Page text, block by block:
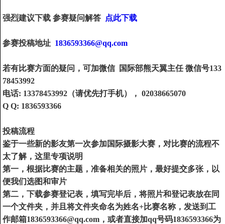
强烈建议下载 参赛疑问解答 点此下载
参赛投稿地址 1836593366@qq.com
若有比赛方面的疑问，可加微信 国际部熊天翼主任 微信号133
78453992
电话: 13378453992（请优先打手机）， 02038665070
Q Q: 1836593366
投稿流程
鉴于一些新的影友第一次参加国际摄影大赛，对比赛的流程不
太了解，这里专项说明
第一，根据比赛的主题，准备相关的照片，最好提交多张，以
便我们选图和审片
第二，下载参赛登记表，填写完毕后，将照片和登记表放在同
一个文件夹，并且将文件夹命名为姓名+比赛名称，发送到工
作邮箱1836593366@qq.com ，或者直接加qq号码1836593366为